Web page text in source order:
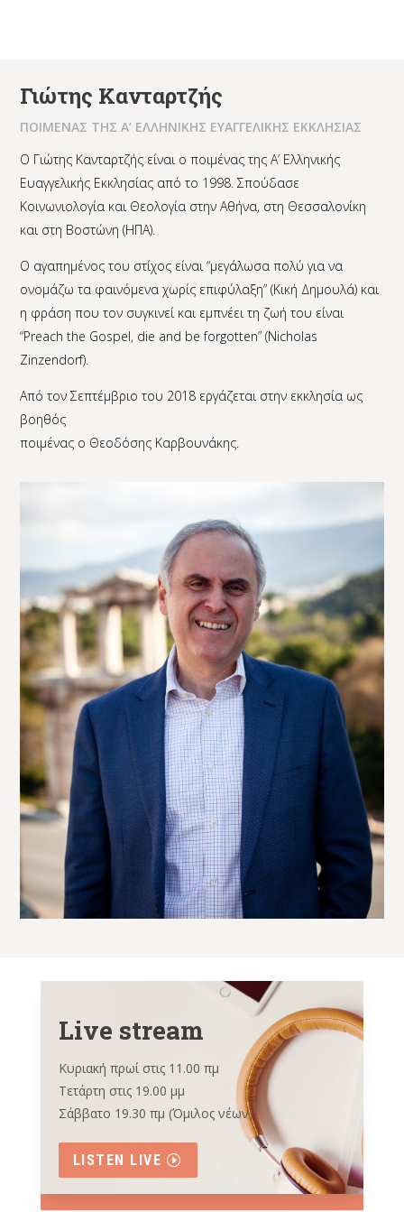
Γιώτης Κανταρτζής
ΠΟΙΜΕΝΑΣ ΤΗΣ Α’ ΕΛΛΗΝΙΚΗΣ ΕΥΑΓΓΕΛΙΚΗΣ ΕΚΚΛΗΣΙΑΣ
Ο Γιώτης Κανταρτζής είναι ο ποιμένας της Α’ Ελληνικής
Ευαγγελικής Εκκλησίας από το 1998. Σπούδασε
Κοινωνιολογία και Θεολογία στην Αθήνα, στη Θεσσαλονίκη
και στη Βοστώνη (ΗΠΑ).
Ο αγαπημένος του στίχος είναι “μεγάλωσα πολύ για να
ονομάζω τα φαινόμενα χωρίς επιφύλαξη” (Κική Δημουλά) και
η φράση που τον συγκινεί και εμπνέει τη ζωή του είναι
“Preach the Gospel, die and be forgotten” (Nicholas
Zinzendorf).
Από τον Σεπτέμβριο του 2018 εργάζεται στην εκκλησία ως
βοηθός
ποιμένας ο Θεοδόσης Καρβουνάκης.
Live stream
Κυριακή πρωί στις 11.00 πμ
Τετάρτη στις 19.00 μμ
Σάββατο 19.30 πμ (Όμιλος νέων)
LISTEN LIVE